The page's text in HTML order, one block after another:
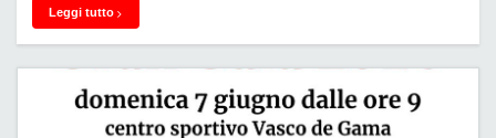
Leggi tutto